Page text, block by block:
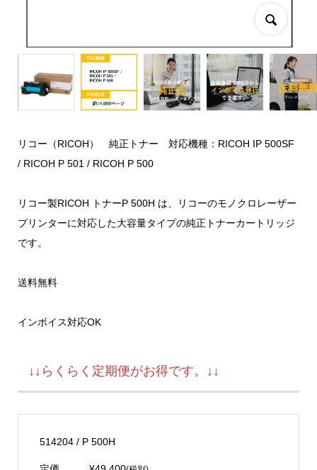
リコー（RICOH） 純正トナー 対応機種：RICOH IP 500SF
/ RICOH P 501 / RICOH P 500
リコー製RICOH トナーP 500H は、リコーのモノクロレーザー
プリンターに対応した大容量タイプの純正トナーカートリッジ
です。
送料無料
インボイス対応OK
↓↓らくらく定期便がお得です。↓↓
514204 / P 500H